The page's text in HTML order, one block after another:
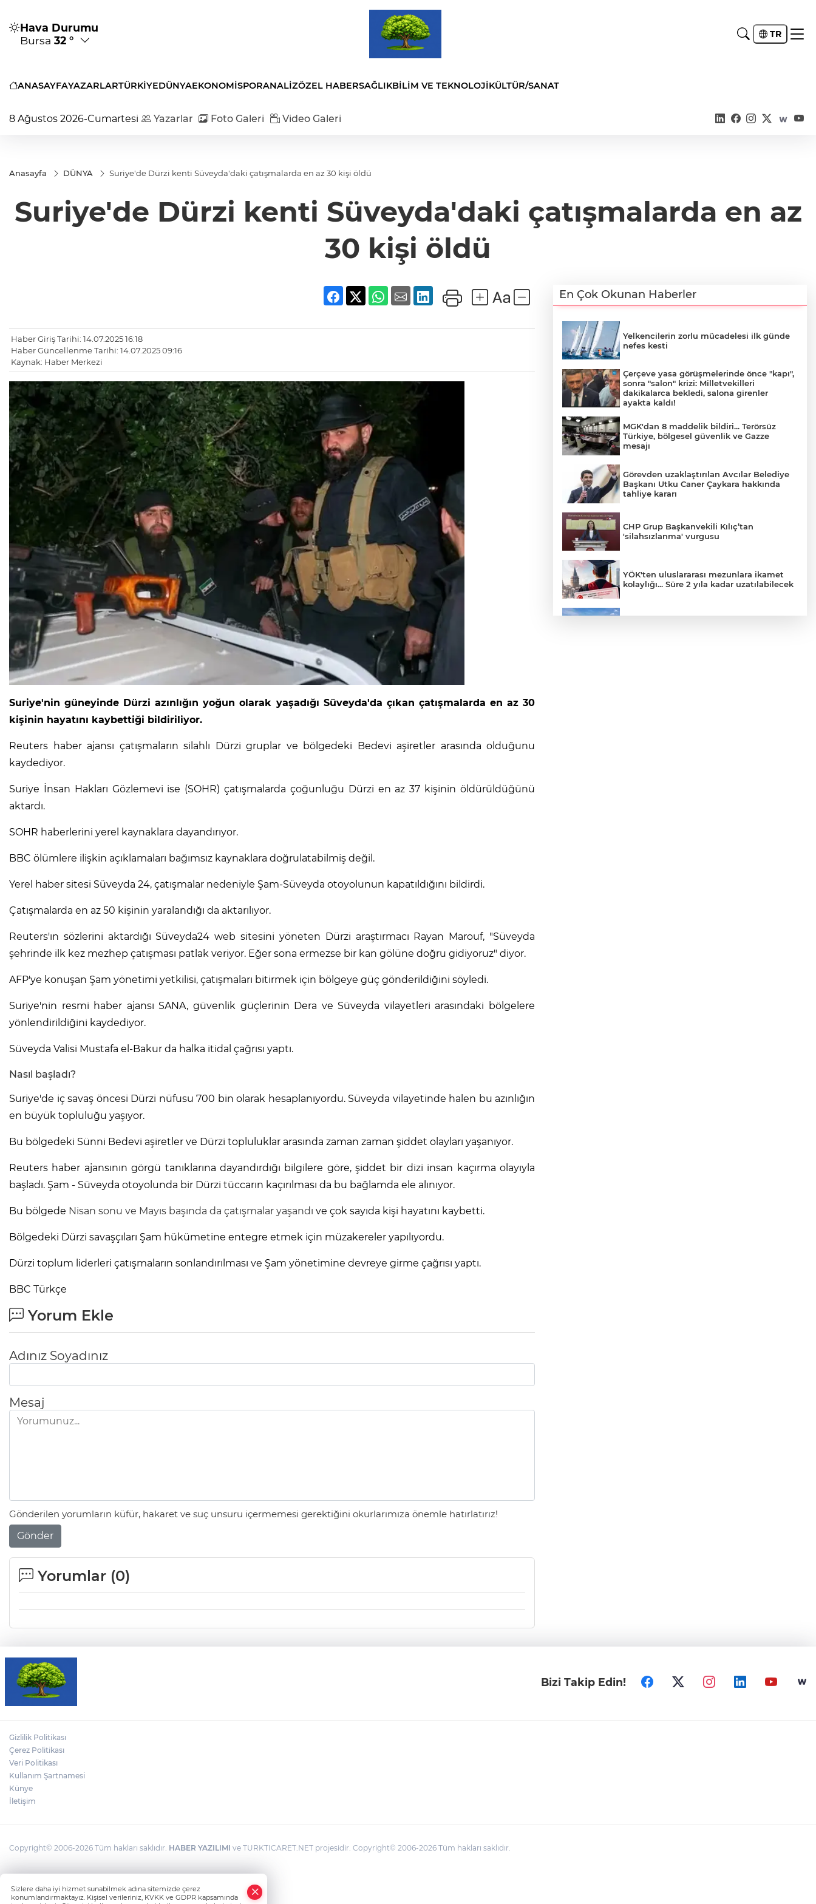
Hava Durumu
Bursa 32 ° TR
ANASAYFAYAZARLARTÜRKİYEDÜNYAEKONOMİSPORANALİZÖZEL HABERSAĞLIKBİLİM VE TEKNOLOJİKÜLTÜR/SANAT
8 Ağustos 2026-Cumartesi Yazarlar Foto Galeri Video Galeri
Anasayfa DÜNYA Suriye'de Dürzi kenti Süveyda'daki çatışmalarda en az 30 kişi öldü
Suriye'de Dürzi kenti Süveyda'daki çatışmalarda en az
30 kişi öldü
Haber Giriş Tarihi: 14.07.2025 16:18
Haber Güncellenme Tarihi: 14.07.2025 09:16
Kaynak: Haber Merkezi
Suriye'nin güneyinde Dürzi azınlığın yoğun olarak yaşadığı Süveyda'da çıkan çatışmalarda en az 30
kişinin hayatını kaybettiği bildiriliyor.
Reuters haber ajansı çatışmaların silahlı Dürzi gruplar ve bölgedeki Bedevi aşiretler arasında olduğunu
kaydediyor.
Suriye İnsan Hakları Gözlemevi ise (SOHR) çatışmalarda çoğunluğu Dürzi en az 37 kişinin öldürüldüğünü
aktardı.
SOHR haberlerini yerel kaynaklara dayandırıyor.
BBC ölümlere ilişkin açıklamaları bağımsız kaynaklara doğrulatabilmiş değil.
Yerel haber sitesi Süveyda 24, çatışmalar nedeniyle Şam-Süveyda otoyolunun kapatıldığını bildirdi.
Çatışmalarda en az 50 kişinin yaralandığı da aktarılıyor.
Reuters'ın sözlerini aktardığı Süveyda24 web sitesini yöneten Dürzi araştırmacı Rayan Marouf, "Süveyda
şehrinde ilk kez mezhep çatışması patlak veriyor. Eğer sona ermezse bir kan gölüne doğru gidiyoruz" diyor.
AFP'ye konuşan Şam yönetimi yetkilisi, çatışmaları bitirmek için bölgeye güç gönderildiğini söyledi.
Suriye'nin resmi haber ajansı SANA, güvenlik güçlerinin Dera ve Süveyda vilayetleri arasındaki bölgelere
yönlendirildiğini kaydediyor.
Süveyda Valisi Mustafa el-Bakur da halka itidal çağrısı yaptı.
Nasıl başladı?
Suriye'de iç savaş öncesi Dürzi nüfusu 700 bin olarak hesaplanıyordu. Süveyda vilayetinde halen bu azınlığın
en büyük topluluğu yaşıyor.
Bu bölgedeki Sünni Bedevi aşiretler ve Dürzi topluluklar arasında zaman zaman şiddet olayları yaşanıyor.
Reuters haber ajansının görgü tanıklarına dayandırdığı bilgilere göre, şiddet bir dizi insan kaçırma olayıyla
başladı. Şam - Süveyda otoyolunda bir Dürzi tüccarın kaçırılması da bu bağlamda ele alınıyor.
Bu bölgede Nisan sonu ve Mayıs başında da çatışmalar yaşandı ve çok sayıda kişi hayatını kaybetti.
Bölgedeki Dürzi savaşçıları Şam hükümetine entegre etmek için müzakereler yapılıyordu.
Dürzi toplum liderleri çatışmaların sonlandırılması ve Şam yönetimine devreye girme çağrısı yaptı.
BBC Türkçe
Yorum Ekle
Adınız Soyadınız
Mesaj
Gönderilen yorumların küfür, hakaret ve suç unsuru içermemesi gerektiğini okurlarımıza önemle hatırlatırız!
Gönder
Yorumlar (0)
En Çok Okunan Haberler
Yelkencilerin zorlu mücadelesi ilk günde
nefes kesti
Çerçeve yasa görüşmelerinde önce "kapı",
sonra "salon" krizi: Milletvekilleri
dakikalarca bekledi, salona girenler
ayakta kaldı!
MGK'dan 8 maddelik bildiri... Terörsüz
Türkiye, bölgesel güvenlik ve Gazze
mesajı
Görevden uzaklaştırılan Avcılar Belediye
Başkanı Utku Caner Çaykara hakkında
tahliye kararı
CHP Grup Başkanvekili Kılıç’tan
'silahsızlanma' vurgusu
YÖK'ten uluslararası mezunlara ikamet
kolaylığı... Süre 2 yıla kadar uzatılabilecek
Bizi Takip Edin!
Gizlilik Politikası
Çerez Politikası
Veri Politikası
Kullanım Şartnamesi
Künye
İletişim
Copyright© 2006-2026 Tüm hakları saklıdır. HABER YAZILIMI ve TURKTICARET.NET projesidir. Copyright© 2006-2026 Tüm hakları saklıdır.
Sizlere daha iyi hizmet sunabilmek adına sitemizde çerez
konumlandırmaktayız. Kişisel verileriniz, KVKK ve GDPR kapsamında